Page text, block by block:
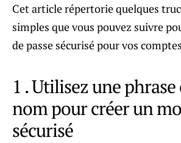
Cet article répertorie quelques
simples que vous pouvez suivre
de passe sécurisé pour vos
1 . Utilisez une
nom pour créer un
sécurisé